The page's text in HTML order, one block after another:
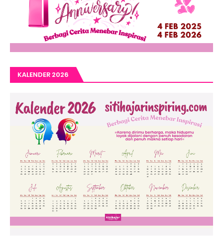
KALENDER 2026